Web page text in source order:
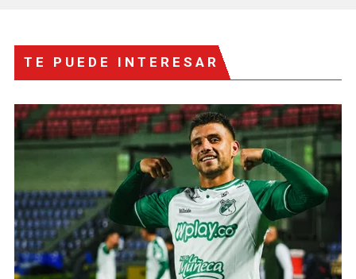
TE PUEDE INTERESAR